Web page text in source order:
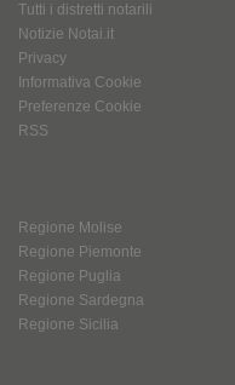
Tutti i distretti notarili
Notizie Notai.it
Privacy
Informativa Cookie
Preferenze Cookie
RSS
Regione Molise
Regione Piemonte
Regione Puglia
Regione Sardegna
Regione Sicilia